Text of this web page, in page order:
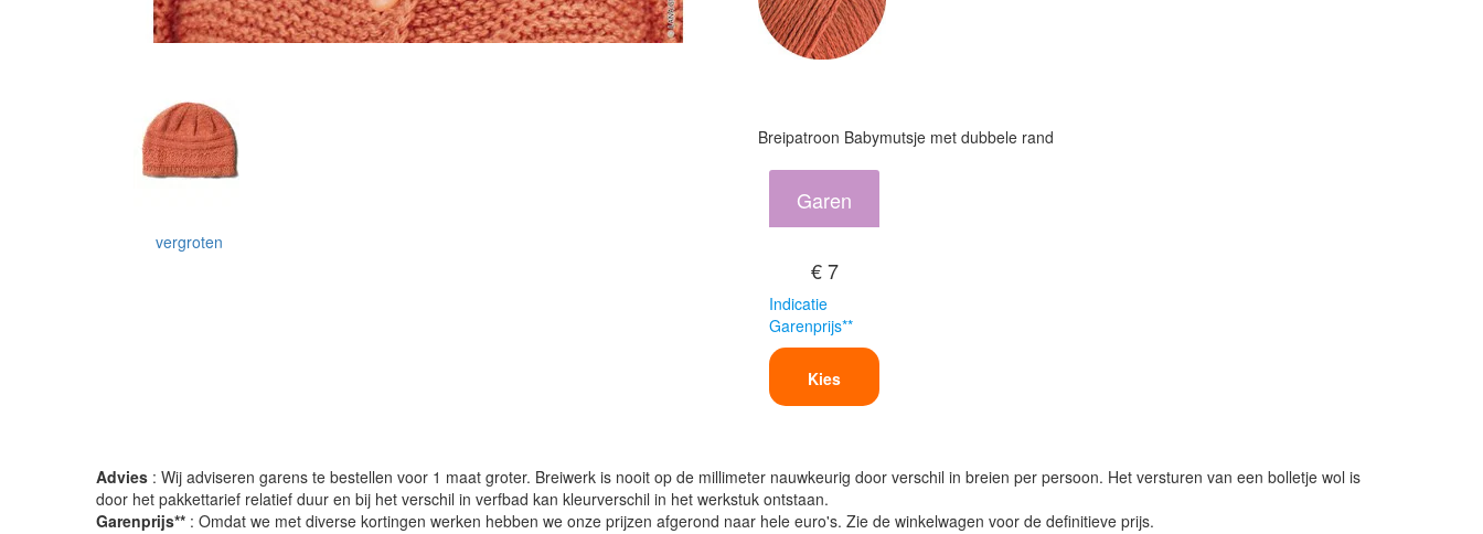
vergroten
Breipatroon Babymutsje met dubbele rand
Garen
€ 7
Indicatie
Garenprijs**
Kies
Advies : Wij adviseren garens te bestellen voor 1 maat groter. Breiwerk is nooit op de millimeter nauwkeurig door verschil in breien per persoon. Het versturen van een bolletje wol is
door het pakkettarief relatief duur en bij het verschil in verfbad kan kleurverschil in het werkstuk ontstaan.
Garenprijs** : Omdat we met diverse kortingen werken hebben we onze prijzen afgerond naar hele euro's. Zie de winkelwagen voor de definitieve prijs.